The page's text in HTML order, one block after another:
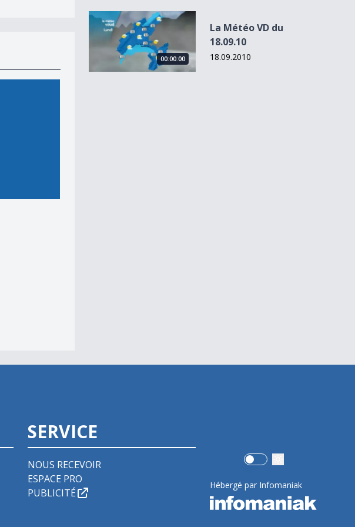
La Météo VD du 18.09.10
00:00:00
La Météo VD du
18.09.10
18.09.2010
SERVICE
NOUS RECEVOIR
ESPACE PRO
PUBLICITÉ
Use setting
Hébergé par Infomaniak